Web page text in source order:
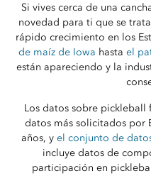
Si vives cerca de una
novedad para ti que se
rápido crecimiento en los
de maíz de Iowa hastael
están apareciendo y la
Los datos sobre pickleball
datos más solicitados por
años, yel conjunto de
incluye datos de
participación en